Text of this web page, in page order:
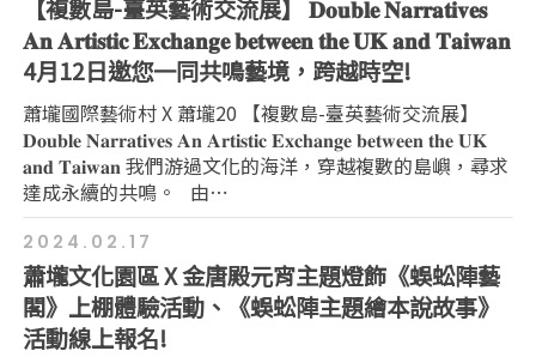
【複數島-臺英藝術交流展】 𝐃𝐨𝐮𝐛𝐥𝐞 𝐍𝐚𝐫𝐫𝐚𝐭𝐢𝐯𝐞𝐬
𝐀𝐧 𝐀𝐫𝐭𝐢𝐬𝐭𝐢𝐜 𝐄𝐱𝐜𝐡𝐚𝐧𝐠𝐞 𝐛𝐞𝐭𝐰𝐞𝐞𝐧 𝐭𝐡𝐞 𝐔𝐊 𝐚𝐧𝐝 𝐓𝐚𝐢𝐰𝐚𝐧
4月12日邀您一同共鳴藝境，跨越時空!
蕭壠國際藝術村 X 蕭壠20 【複數島-臺英藝術交流展】
𝐃𝐨𝐮𝐛𝐥𝐞 𝐍𝐚𝐫𝐫𝐚𝐭𝐢𝐯𝐞𝐬 𝐀𝐧 𝐀𝐫𝐭𝐢𝐬𝐭𝐢𝐜 𝐄𝐱𝐜𝐡𝐚𝐧𝐠𝐞 𝐛𝐞𝐭𝐰𝐞𝐞𝐧 𝐭𝐡𝐞 𝐔𝐊
𝐚𝐧𝐝 𝐓𝐚𝐢𝐰𝐚𝐧 我們游過文化的海洋，穿越複數的島嶼，尋求
達成永續的共鳴。 由⋯
2024.02.17
蕭壠文化園區 X 金唐殿元宵主題燈飾《蜈蚣陣藝
閣》上棚體驗活動、《蜈蚣陣主題繪本說故事》
活動線上報名!